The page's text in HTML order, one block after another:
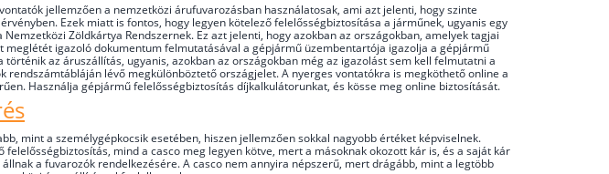
jellemzően a nemzetközi árufuvarozásban használatosak, ami azt jelenti, hogy szinte
Ezek miatt is fontos, hogy legyen kötelező felelősségbiztosítása a járműnek, ugyanis egy
Zöldkártya Rendszernek. Ez azt jelenti, hogy azokban az országokban, amelyek tagjai
igazoló dokumentum felmutatásával a gépjármű üzembentartója igazolja a gépjármű
az áruszállítás, ugyanis, azokban az országokban még az igazolást sem kell felmutatni a
lévő megkülönböztető országjelet. A nyerges vontatókra is megköthető online a
Használja gépjármű felelősségbiztosítás díjkalkulátorunkat, és kösse meg online biztosítását.
mint a személygépkocsik esetében, hiszen jellemzően sokkal nagyobb értéket képviselnek.
mind a casco meg legyen kötve, mert a másoknak okozott kár is, és a saját kár
a fuvarozók rendelkezésére. A casco nem annyira népszerű, mert drágább, mint a legtöbb